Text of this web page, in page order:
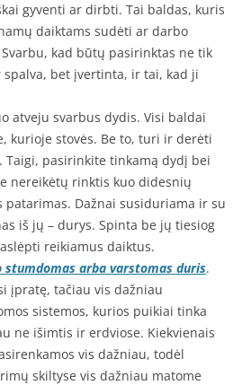
gyventi ar dirbti. Tai baldas, kuris
daiktams sudėti ar darbo
kad būtų pasirinktas ne tik
bet įvertinta, ir tai, kad ji
atveju svarbus dydis. Visi baldai
kurioje stovės. Be to, turi ir derėti
Taigi, pasirinkite tinkamą dydį bei
nereikėtų rinktis kuo didesnių
Dažnai susiduriama ir su
iš jų – durys. Spinta be jų tiesiog
reikiamus daiktus.
arba varstomas duris.
įpratę, tačiau vis dažniau
sistemos, kurios puikiai tinka
ne išimtis ir erdviose. Kiekvienais
vis dažniau, todėl
skiltyse vis dažniau matome